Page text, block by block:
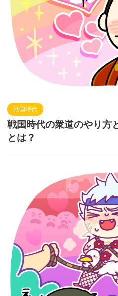
戦国時代
戦国時代の衆道のやり方
とは？